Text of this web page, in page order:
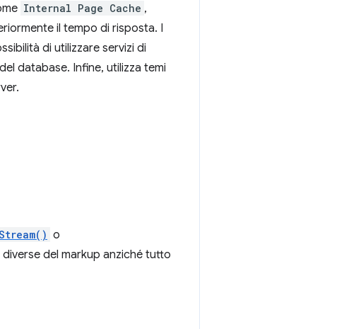
Internal Page Cache ,
il tempo di risposta. I
di utilizzare servizi di
database. Infine, utilizza temi
o
del markup anziché tutto